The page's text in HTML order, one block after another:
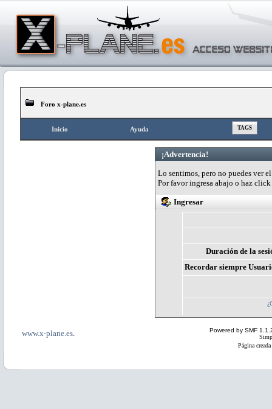
Foro x-plane.es
Inicio Ayuda TAGS
¡Advertencia!
Lo sentimos, pero no puedes ver
Por favor ingresa abajo o haz click
Ingresar
Duración de la
Recordar siempre
www.x-plane.es
Powered by SMF
Página